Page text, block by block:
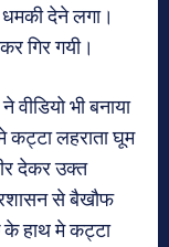
देने लगा।
गिर गयी।
भी बनाया
कट्टा लहराता घूम
देकर उक्त
से बैखौफ
हाथ मे कट्टा